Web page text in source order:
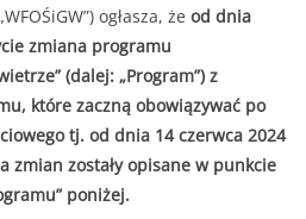
ogłasza, że od dnia
zmiana programu
(dalej: „Program”) z
które zaczną obowiązywać po
tj. od dnia 14 czerwca 2024
zmian zostały opisane w punkcie
poniżej.